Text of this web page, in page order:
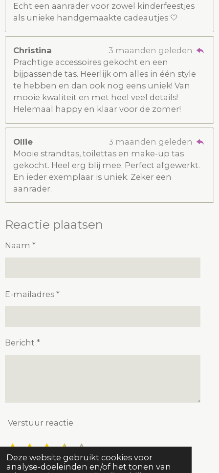
Deze website gebruikt cookies voor
analyse-doeleinden en/of het tonen van
Echt een aanrader voor zowel kinderfeestjes
als unieke handgemaakte cadeautjes 🤍
Christina
3 maanden geleden
Prachtige accessoires gekocht en een
bijpassende tas. Heerlijk om alles in één style
te hebben en dan ook nog eens uniek! Van
mooie kwaliteit en met heel veel details!
Helemaal happy en klaar voor de zomer!
Ollie
3 maanden geleden
Mooie strandtas, toilettas en make-up tas
gekocht. Heel erg blij mee. Perfect afgewerkt.
En ieder exemplaar is uniek. Zeker een
aanrader.
Reactie plaatsen
Naam *
E-mailadres *
Bericht *
Verstuur reactie
R
a
1
s
2
s
3
s
4
s
5
s
S
t
e
3 stemmen